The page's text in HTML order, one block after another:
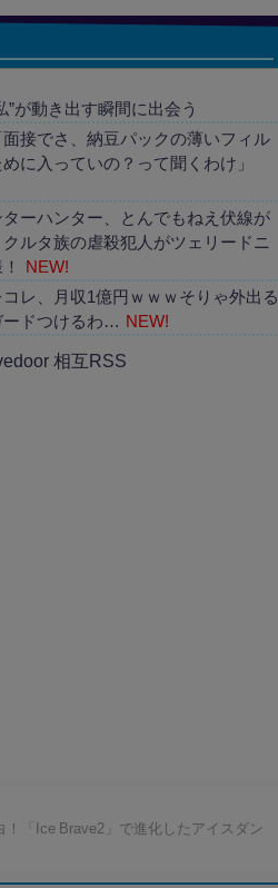
”が動き出す瞬間に出会う
接でさ、納豆パックの薄いフィル
に入っていの？って聞くわけ」
ターハンター、とんでもねえ伏線が
ルタ族の虐殺犯人がツェリードニ
NEW!
コレ、月収1億円ｗｗｗそりゃ外出る
ードつけるわ…
NEW!
相互RSS
！「Ice Brave2」で進化したアイスダン